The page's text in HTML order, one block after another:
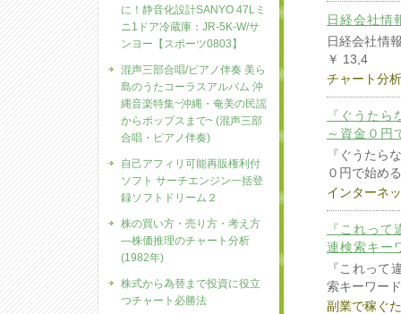
日経会社
日経会社情
￥ 13,4
チャート分
『ぐうた
～資金０円
『ぐうたら
０円で始め
インターネ
『これっ
連検索キー
『これって
索キーワー
副業で稼ぐ
に！静音化設計SANYO 47Lミ
ニ1ドア冷蔵庫：JR-5K-W/サ
ンヨー【スポーツ0803】
混声三部合唱/ピアノ伴奏 美ら
島のうたコーラスアルバム 沖
縄音楽特集~沖縄・奄美の民謡
からポップスまで~ (混声三部
合唱・ピアノ伴奏)
自己アフィリ可能再販権利付
ソフト サーチエンジン一括登
録ソフトドリーム２
株の買い方・売り方・考え方
―株価推理のチャート分析
(1982年)
株式から為替まで投資に役立
つチャート必勝法